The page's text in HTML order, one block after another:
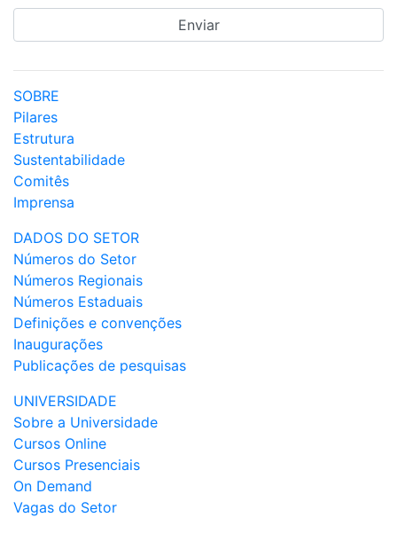
SOBRE
Pilares
Estrutura
Sustentabilidade
Comitês
Imprensa
DADOS DO SETOR
Números do Setor
Números Regionais
Números Estaduais
Definições e convenções
Inaugurações
Publicações de pesquisas
UNIVERSIDADE
Sobre a Universidade
Cursos Online
Cursos Presenciais
On Demand
Vagas do Setor